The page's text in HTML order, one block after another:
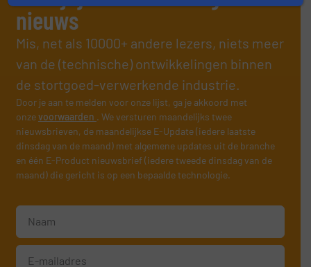
nieuws
Mis, net als 10000+ andere lezers, niets meer
van de (technische) ontwikkelingen binnen
de stortgoed-verwerkende industrie.
Door je aan te melden voor onze lijst, ga je akkoord met
onzevoorwaarden . We versturen maandelijks twee
nieuwsbrieven, de maandelijkse E-Update (iedere laatste
dinsdag van de maand) met algemene updates uit de branche
en één E-Product nieuwsbrief (iedere tweede dinsdag van de
maand) die gericht is op een bepaalde technologie.